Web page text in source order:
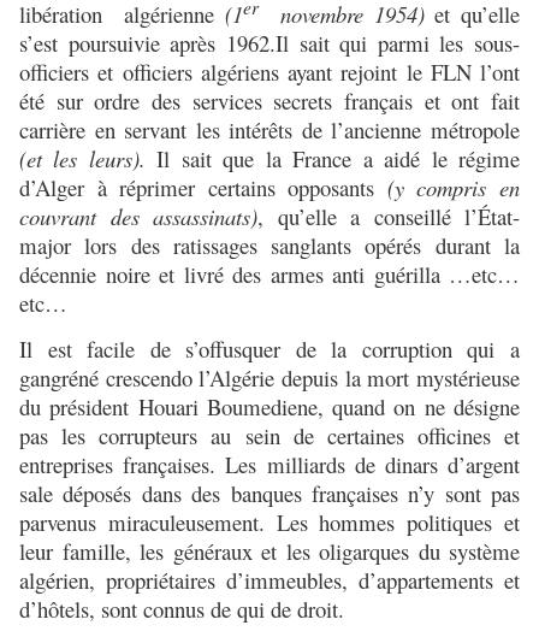
libération algérienne (1ernovembre 1954)et qu’elle
s’est poursuivie après 1962.Il sait qui parmi les sous-
officiers et officiers algériens ayant rejoint le FLN l’ont
été sur ordre des services secrets français et ont fait
carrière en servant les intérêts de l’ancienne métropole
(et les leurs). Il sait que la France a aidé le régime
d’Alger à réprimer certains opposants (y compris en
couvrant des assassinats), qu’elle a conseillé l’État-
major lors des ratissages sanglants opérés durant la
décennie noire et livré des armes anti guérilla …etc…
etc…
Il est facile de s’offusquer de la corruption qui a
gangréné crescendo l’Algérie depuis la mort mystérieuse
du président Houari Boumediene, quand on ne désigne
pas les corrupteurs au sein de certaines officines et
entreprises françaises. Les milliards de dinars d’argent
sale déposés dans des banques françaises n’y sont pas
parvenus miraculeusement. Les hommes politiques et
leur famille, les généraux et les oligarques du système
algérien, propriétaires d’immeubles, d’appartements et
d’hôtels, sont connus de qui de droit.